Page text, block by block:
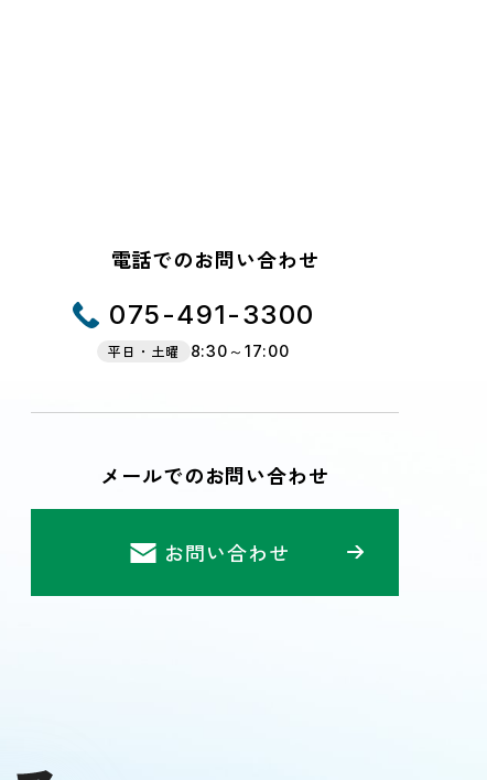
電話でのお問い合わせ
075-491-3300
平日・土曜 8:30～17:00
メールでのお問い合わせ
お問い合わせ